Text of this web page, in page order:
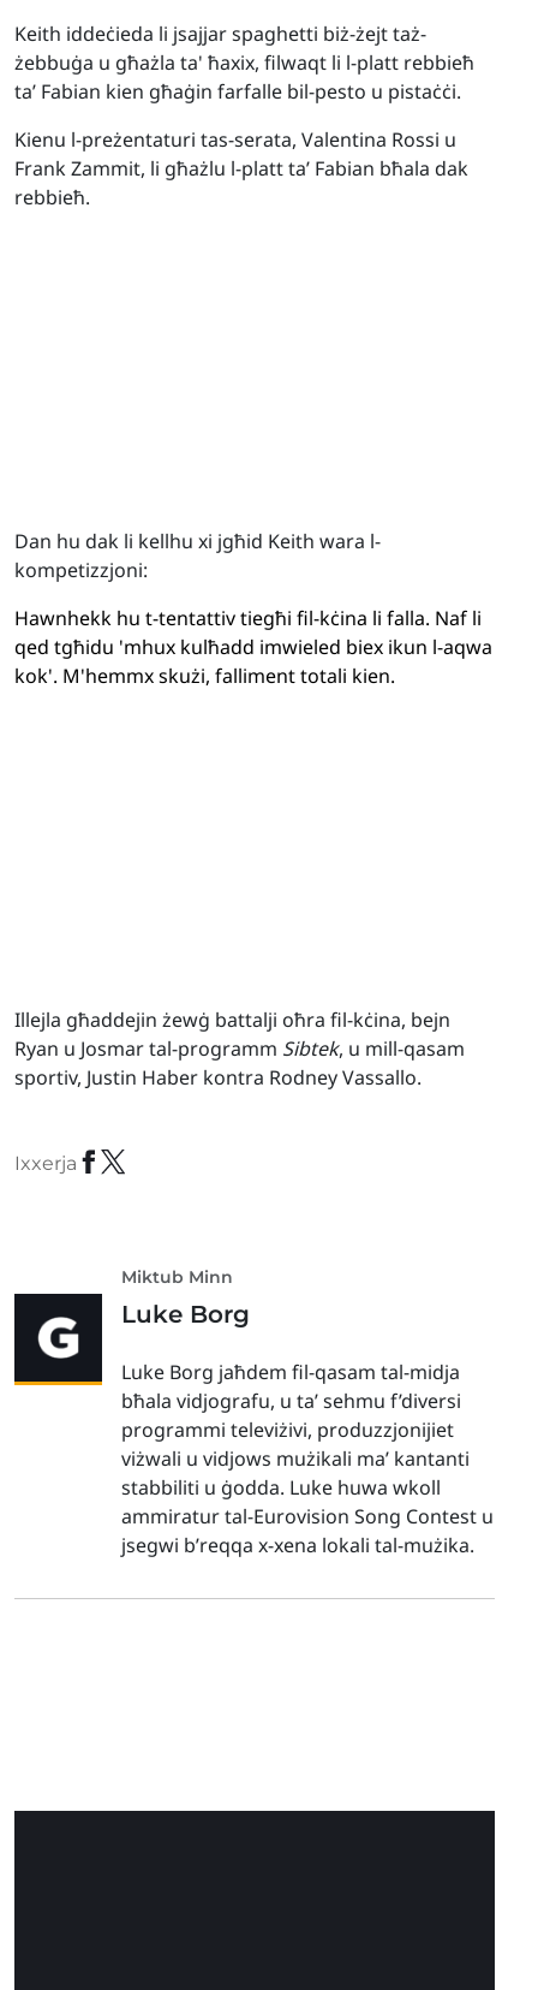
Keith iddeċieda li jsajjar spaghetti biż-żejt taż-
żebbuġa u għażla ta' ħaxix, filwaqt li l-platt rebbieħ
ta’ Fabian kien għaġin farfalle bil-pesto u pistaċċi.
Kienu l-preżentaturi tas-serata, Valentina Rossi u
Frank Zammit, li għażlu l-platt ta’ Fabian bħala dak
rebbieħ.
Dan hu dak li kellhu xi jgħid Keith wara l-
kompetizzjoni:
Hawnhekk hu t-tentattiv tiegħi fil-kċina li falla. Naf li
qed tgħidu 'mhux kulħadd imwieled biex ikun l-aqwa
kok'. M'hemmx skużi, falliment totali kien.
Illejla għaddejin żewġ battalji oħra fil-kċina, bejn
Ryan u Josmar tal-programm Sibtek, u mill-qasam
sportiv, Justin Haber kontra Rodney Vassallo.
Ixxerja
Miktub Minn
Luke Borg
Luke Borg jaħdem fil-qasam tal-midja
bħala vidjografu, u ta’ sehmu f’diversi
programmi televiżivi, produzzjonijiet
viżwali u vidjows mużikali ma’ kantanti
stabbiliti u ġodda. Luke huwa wkoll
ammiratur tal-Eurovision Song Contest u
jsegwi b’reqqa x-xena lokali tal-mużika.